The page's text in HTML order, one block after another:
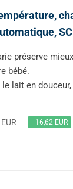
préserve
bébé.
lait en
−16,62 EUR